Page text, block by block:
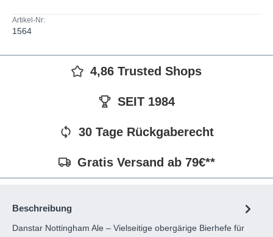
Artikel-Nr:
1564
4,86 Trusted Shops
SEIT 1984
30 Tage Rückgaberecht
Gratis Versand ab 79€**
Beschreibung
Danstar Nottingham Ale – Vielseitige obergärige Bierhefe für